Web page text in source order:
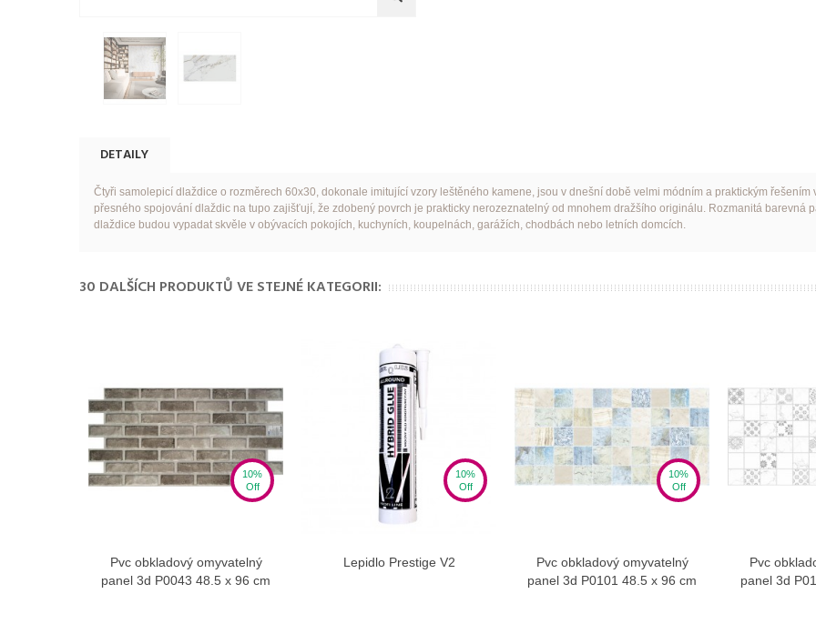
DETAILY
Čtyři samolepicí dlaždice o rozměrech 60x30, dokonale imitující vzory leštěného kamene, jsou v dnešní době velmi módním a praktickým
přesného spojování dlaždic na tupo zajišťují, že zdobený povrch je prakticky nerozeznatelný od mnohem dražšího originálu. Rozmanitá barevná
dlaždice budou vypadat skvěle v obývacích pokojích, kuchyních, koupelnách, garážích, chodbách nebo letních domcích.
30 DALŠÍCH PRODUKTŮ VE STEJNÉ KATEGORII:
10%
Off
View more
Pvc obkladový omyvatelný
panel 3d P0043 48.5 x 96 cm
10%
Off
View more
Lepidlo Prestige V2
10%
Off
View more
Pvc obkladový omyvatelný
panel 3d P0101 48.5 x 96 cm
Pvc
panel 3d